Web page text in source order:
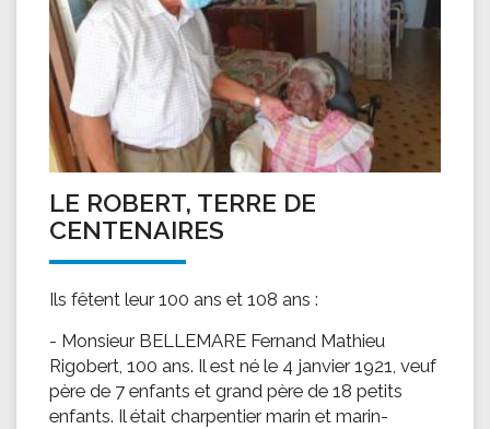
LE ROBERT, TERRE DE
CENTENAIRES
Ils fêtent leur 100 ans et 108 ans :
- Monsieur BELLEMARE Fernand Mathieu
Rigobert, 100 ans. Il est né le 4 janvier 1921, veuf
père de 7 enfants et grand père de 18 petits
enfants. Il était charpentier marin et marin-